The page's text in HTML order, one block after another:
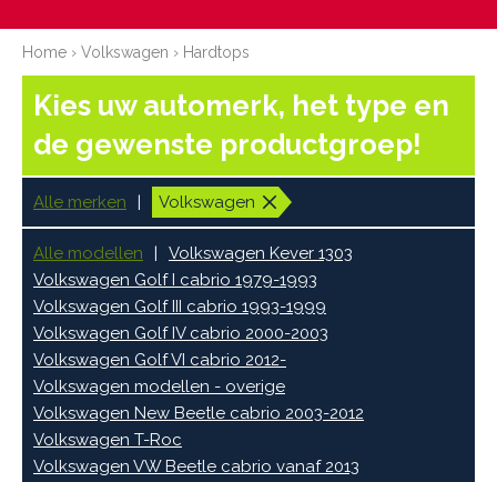
Home › Volkswagen › Hardtops
Kies uw automerk, het type en
de gewenste productgroep!
Alle merken Volkswagen
Alle modellen
Volkswagen Kever 1303
Volkswagen Golf I cabrio 1979-1993
Volkswagen Golf III cabrio 1993-1999
Volkswagen Golf IV cabrio 2000-2003
Volkswagen Golf VI cabrio 2012-
Volkswagen modellen - overige
Volkswagen New Beetle cabrio 2003-2012
Volkswagen T-Roc
Volkswagen VW Beetle cabrio vanaf 2013